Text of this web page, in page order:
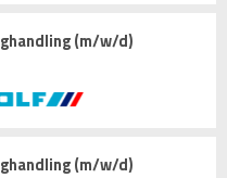
(m/w/d)
(m/w/d)